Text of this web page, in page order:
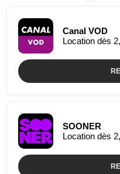
Canal VOD
Location dès
SOONER
Location dès